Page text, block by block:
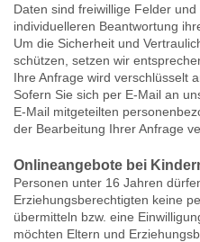
Daten sind freiwillige Felder
individuelleren Beantwortung
Um die Sicherheit und
schützen, setzen wir
Ihre Anfrage wird verschlüsselt
Sofern Sie sich per E-Mail an
E-Mail mitgeteilten
der Bearbeitung Ihrer Anfrage
Onlineangebote bei
Personen unter 16 Jahren
Erziehungsberechtigten keine
übermitteln bzw. eine
möchten Eltern und